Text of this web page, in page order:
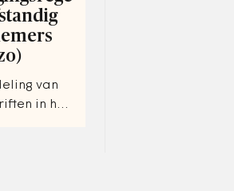
van
in het